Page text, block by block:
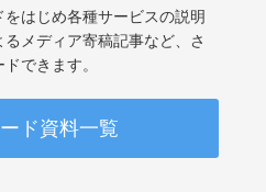
はじめ各種サービスの説明
メディア寄稿記事など、さ
できます。
ド資料一覧